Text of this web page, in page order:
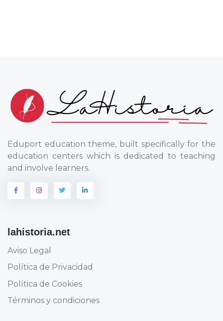
Eduport education theme, built specifically for the
education centers which is dedicated to teaching
and involve learners.
lahistoria.net
Aviso Legal
Política de Privacidad
Política de Cookies
Términos y condiciones